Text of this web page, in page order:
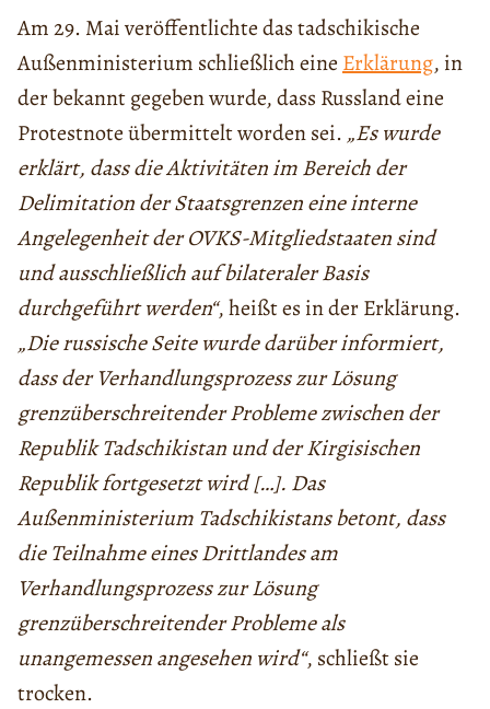
Am 29. Mai veröffentlichte das tadschikische
Außenministerium schließlich eine Erklärung, in
der bekannt gegeben wurde, dass Russland eine
Protestnote übermittelt worden sei. „Es wurde
erklärt, dass die Aktivitäten im Bereich der
Delimitation der Staatsgrenzen eine interne
Angelegenheit der OVKS-Mitgliedstaaten sind
und ausschließlich auf bilateraler Basis
durchgeführt werden“, heißt es in der Erklärung.
„Die russische Seite wurde darüber informiert,
dass der Verhandlungsprozess zur Lösung
grenzüberschreitender Probleme zwischen der
Republik Tadschikistan und der Kirgisischen
Republik fortgesetzt wird […]. Das
Außenministerium Tadschikistans betont, dass
die Teilnahme eines Drittlandes am
Verhandlungsprozess zur Lösung
grenzüberschreitender Probleme als
unangemessen angesehen wird“, schließt sie
trocken.